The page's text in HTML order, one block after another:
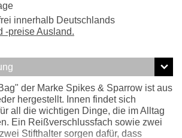
innerhalb Deutschlands
-preise Ausland.
der Marke Spikes & Sparrow ist aus
hergestellt. Innen findet sich
all die wichtigen Dinge, die im Alltag
Ein Reißverschlussfach sowie zwei
Stifthalter sorgen dafür, dass